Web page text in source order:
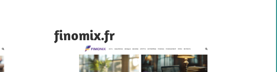
finomix.fr